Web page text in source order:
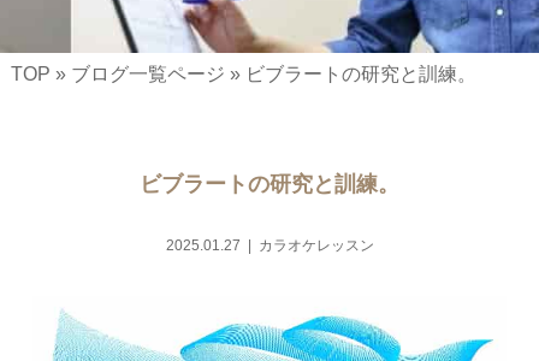
TOP » ブログ一覧ページ » ビブラートの研究と訓練。
ビブラートの研究と訓練。
2025.01.27 カラオケレッスン